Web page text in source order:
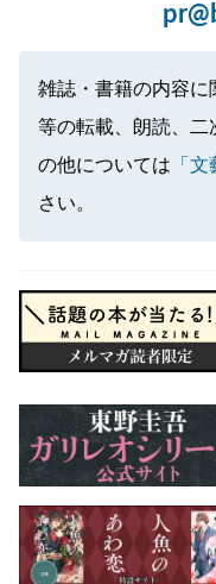
雑誌・書籍の内容に
等の転載、朗読、二
の他については 「
さい。